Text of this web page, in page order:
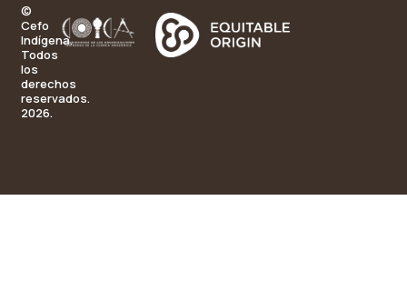
©
Cefo
Indígena.
Todos
los
derechos
reservados.
2026.